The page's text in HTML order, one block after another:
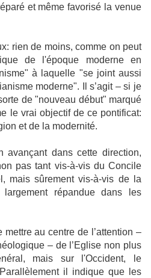
et même favorisé la venue
rien de moins, comme on peut
de l'époque moderne en
à laquelle "se joint aussi
moderne". Il s’agit – si je
de "nouveau début" marqué
le vrai objectif de ce pontificat:
et de la modernité.
dans cette direction,
pas tant vis-à-vis du Concile
mais sûrement vis-à-vis de la
répandue dans les
au centre de l’attention –
– de l’Eglise non plus
mais sur l'Occident, le
il indique que les